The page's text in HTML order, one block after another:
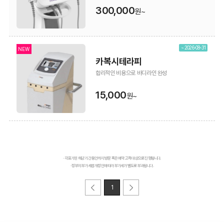
300,000원~
NEW
카복시테라피
합리적인 비용으로 바디라인 완성
~ 2026-08-31
15,000원~
· 각 표기된 해당 기간 동안까지 방문 혹은 예약 고객 대상으로 진행됩니다.
· 정부의 부가세법 개정안에 따라 부가세가 별도로 부과됩니다.
1